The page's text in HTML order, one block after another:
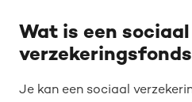
Wat is een sociaal
Je kan een sociaal